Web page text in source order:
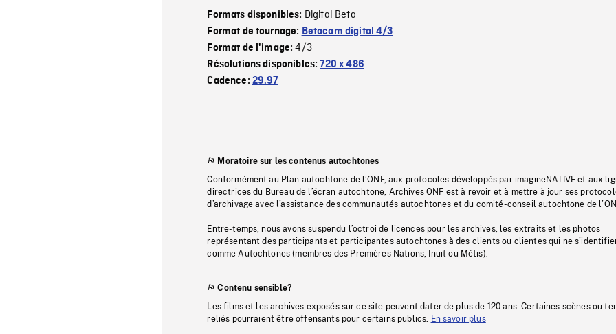
Formats disponibles: Digital Beta
Format de tournage: Betacam digital 4/3
Format de l'image:4/3
Résolutions disponibles:720 x 486
Cadence: 29.97
Moratoire sur les contenus autochtones
Conformément au Plan autochtone de l’ONF, aux protocoles développés par imagineNATIVE et aux
directrices du Bureau de l’écran autochtone, Archives ONF est à revoir et à mettre à jour ses
d’archivage avec l’assistance des communautés autochtones et du comité-conseil autochtone de
Entre-temps, nous avons suspendu l’octroi de licences pour les archives, les extraits et les photos
représentant des participants et participantes autochtones à des clients ou clientes qui ne
comme Autochtones (membres des Premières Nations, Inuit ou Métis).
Contenu sensible?
Les films et les archives exposés sur ce site peuvent dater de plus de 120 ans. Certaines scènes ou
reliés pourraient être offensants pour certains publics.
En savoir plus